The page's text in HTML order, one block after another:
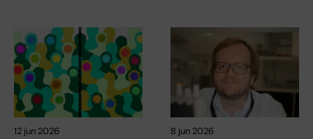
12 jun 2026 8 jun 2026